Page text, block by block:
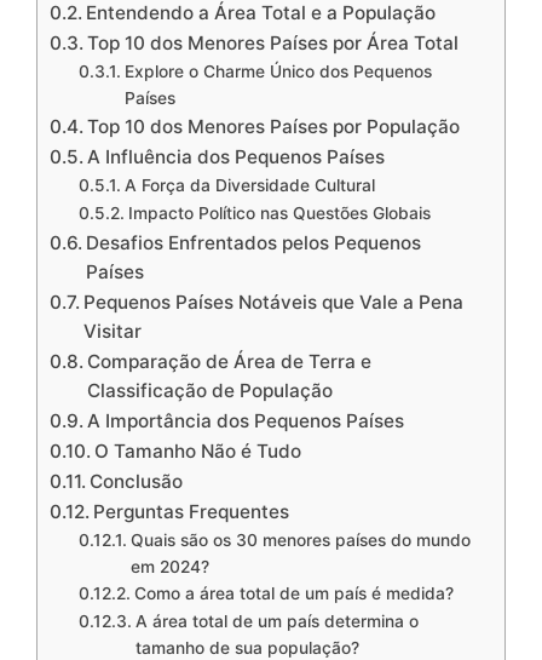
Entendendo a Área Total e a População
Top 10 dos Menores Países por Área Total
Explore o Charme Único dos Pequenos
Países
Top 10 dos Menores Países por População
A Influência dos Pequenos Países
A Força da Diversidade Cultural
Impacto Político nas Questões Globais
Desafios Enfrentados pelos Pequenos
Países
Pequenos Países Notáveis que Vale a Pena
Visitar
Comparação de Área de Terra e
Classificação de População
A Importância dos Pequenos Países
O Tamanho Não é Tudo
Conclusão
Perguntas Frequentes
Quais são os 30 menores países do mundo
em 2024?
Como a área total de um país é medida?
A área total de um país determina o
tamanho de sua população?